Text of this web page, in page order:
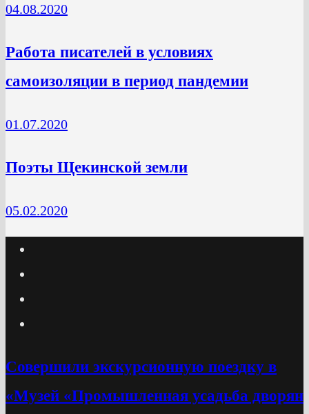
04.08.2020
Работа писателей в условиях
самоизоляции в период пандемии
01.07.2020
Поэты Щекинской земли
05.02.2020
Cовершили экскурсионную поездку в
«Музей «Промышленная усадьба дворян